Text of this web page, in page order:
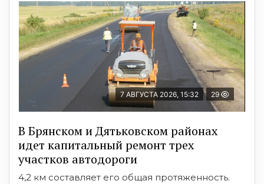
7 АВГУСТА 2026, 15:32 29
В Брянском и Дятьковском районах
идет капитальный ремонт трех
участков автодороги
4,2 км составляет его общая протяженность.